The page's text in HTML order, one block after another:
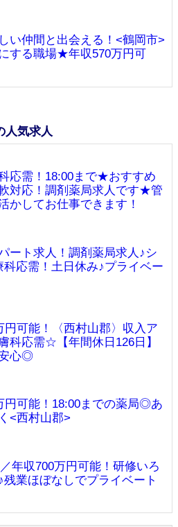
い仲間と出会える！<鶴岡市>
する職場★年収570万円可
人気求人
応需！18:00まで★おすすめ
対応！調剤薬局求人です★管
かしてお仕事できます！
ート求人！調剤薬局求人♪シ
応需！土日休み♪プライベー
円可能！〈西村山郡〉収入ア
科応需☆【年間休日126日】
心◎
円可能！18:00までの薬局◎あ
<西村山郡>
年収700万円可能！研修いろ
業ほぼなしでプライベート